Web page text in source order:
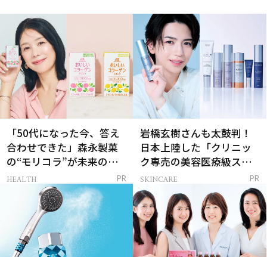
「50代になった今、答え
合わせできた」森永製菓
の“モリコラ”が未来のキ
レイを連れてくる！
HEALTH PR
岩橋玄樹さんも太鼓判！
日本上陸した「クリニッ
ク専売の美容医療級スキ
ンケア」
SKINCARE PR